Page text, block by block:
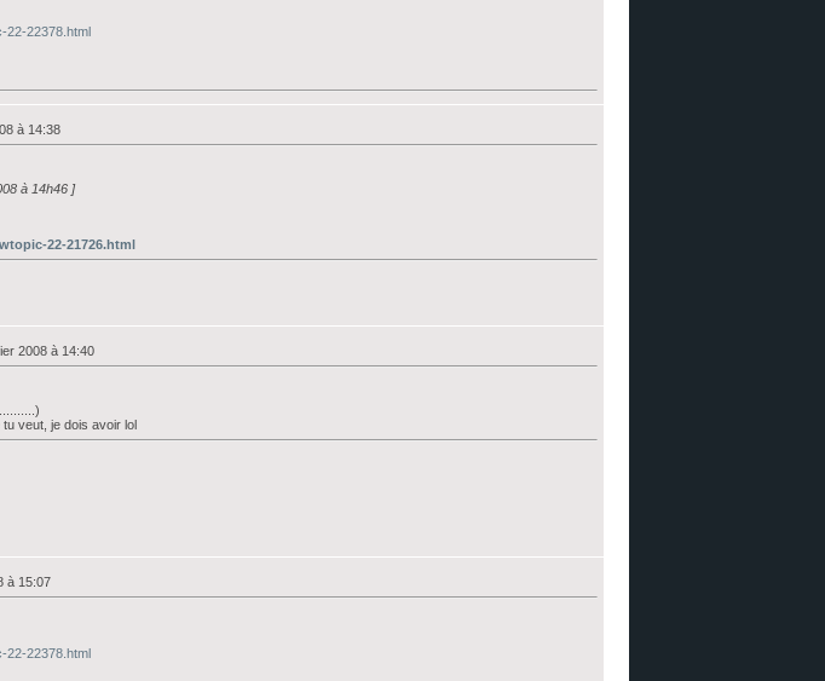
22-22378.html
à 14:38
à 14h46 ]
22-21726.html
2008 à 14:40
veut, je dois avoir lol
à 15:07
22-22378.html